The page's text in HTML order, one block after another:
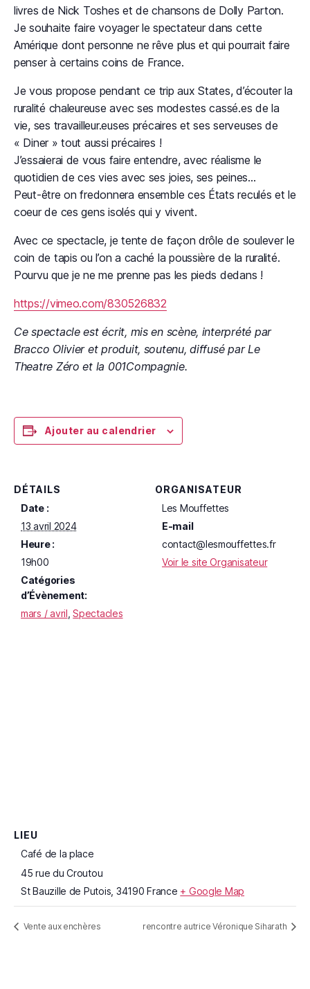
livres de Nick Toshes et de chansons de Dolly Parton.
Je souhaite faire voyager le spectateur dans cette
Amérique dont personne ne rêve plus et qui pourrait faire
penser à certains coins de France.
Je vous propose pendant ce trip aux States, d’écouter la
ruralité chaleureuse avec ses modestes cassé.es de la
vie, ses travailleur.euses précaires et ses serveuses de
« Diner » tout aussi précaires !
J’essaierai de vous faire entendre, avec réalisme le
quotidien de ces vies avec ses joies, ses peines…
Peut-être on fredonnera ensemble ces États reculés et le
coeur de ces gens isolés qui y vivent.
Avec ce spectacle, je tente de façon drôle de soulever le
coin de tapis ou l’on a caché la poussière de la ruralité.
Pourvu que je ne me prenne pas les pieds dedans !
https://vimeo.com/830526832
Ce spectacle est écrit, mis en scène, interprété par
Bracco Olivier et produit, soutenu, diffusé par Le
Theatre Zéro et la 001Compagnie.
Ajouter au calendrier
DÉTAILS
Date :
13 avril 2024
Heure :
19h00
Catégories
d’Évènement:
mars / avril ,Spectacles
ORGANISATEUR
Les Mouffettes
E-mail
contact@lesmouffettes.fr
Voir le site Organisateur
LIEU
Café de la place
45 rue du Croutou
St Bauzille de Putois 34190 France + Google Map
Vente aux enchères rencontre autrice Véronique Siharath